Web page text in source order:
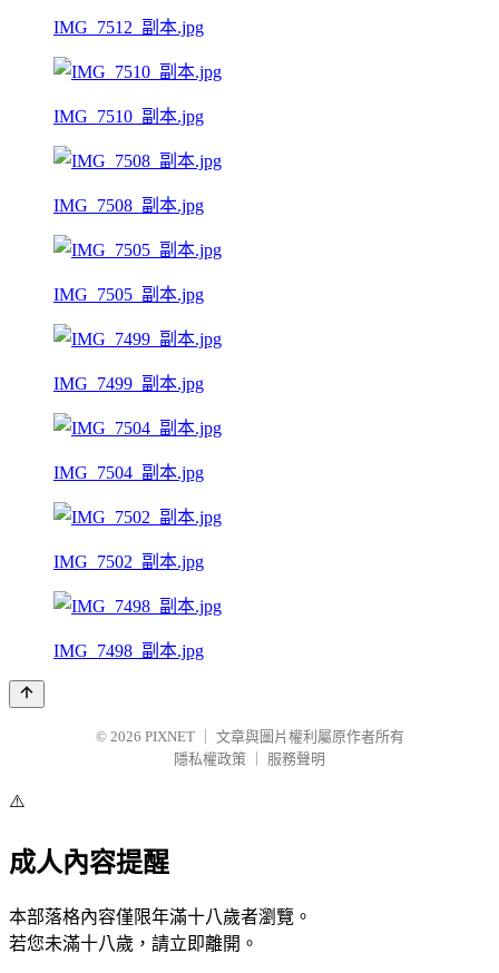
IMG_7512_副本.jpg
IMG_7510_副本.jpg
IMG_7508_副本.jpg
IMG_7505_副本.jpg
IMG_7499_副本.jpg
IMG_7504_副本.jpg
IMG_7502_副本.jpg
IMG_7498_副本.jpg
© 2026 PIXNET
文章與圖片權利屬原作者所有
隱私權政策
服務聲明
⚠️
成人內容提醒
本部落格內容僅限年滿十八歲者瀏覽。
若您未滿十八歲，請立即離開。